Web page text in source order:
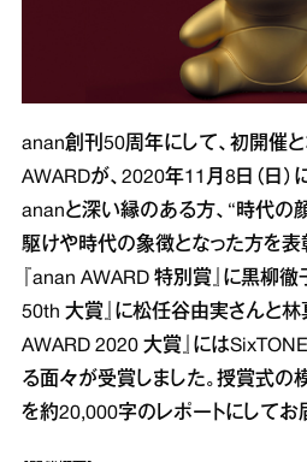
anan創刊50周年にして、初開催
AWARDが、2020年11月8日（日）
ananと深い縁のある方、“時代の
駆けや時代の象徴となった方を表
『anan AWARD 特別賞』に黒柳徹
50th 大賞』に松任谷由実さんと林
AWARD 2020 大賞』には
る面々が受賞しました。授賞式の
を約20,000字のレポートにしてお